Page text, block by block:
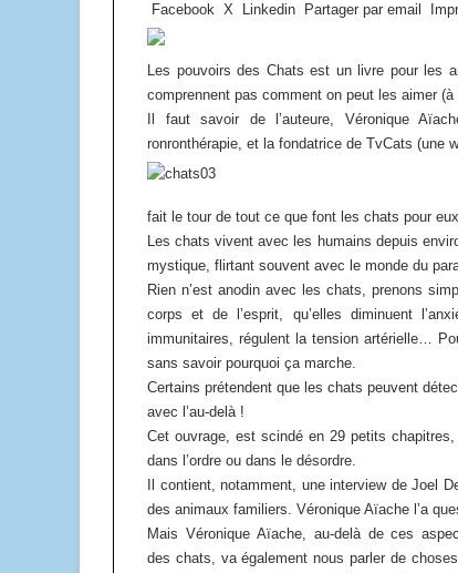
Facebook X Linkedin Partager par email
Les pouvoirs des Chats est un livre pour les
comprennent pas comment on peut les aimer
Il faut savoir de l’auteure, Véronique
ronronthérapie, et la fondatrice de TvCats (une
fait le tour de tout ce que font les chats pour
Les chats vivent avec les humains depuis
mystique, flirtant souvent avec le monde du
Rien n’est anodin avec les chats, prenons
corps et de l’esprit, qu’elles diminuent
immunitaires, régulent la tension artérielle…
sans savoir pourquoi ça marche.
Certains prétendent que les chats peuvent
avec l’au-delà !
Cet ouvrage, est scindé en 29 petits
dans l’ordre ou dans le désordre.
Il contient, notamment, une interview de Joel
des animaux familiers. Véronique Aïache l’a
Mais Véronique Aïache, au-delà de ces
des chats, va également nous parler de